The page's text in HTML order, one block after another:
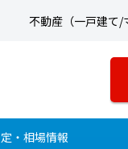
不動産（一戸建て/
・相場情報